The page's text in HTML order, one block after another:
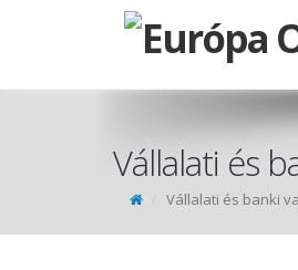
Vállalati és
Vállalati és banki